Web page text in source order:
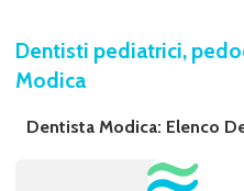
Dentisti pediatrici,
Modica
Dentista Modica: Elenco